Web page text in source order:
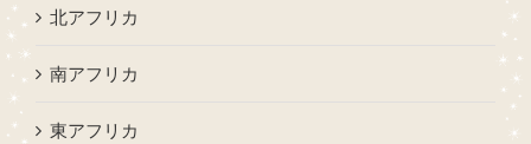
北アフリカ
南アフリカ
東アフリカ